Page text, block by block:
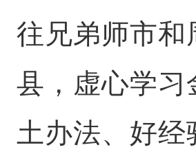
往兄弟师市和
县，虚心学习
土办法、好经